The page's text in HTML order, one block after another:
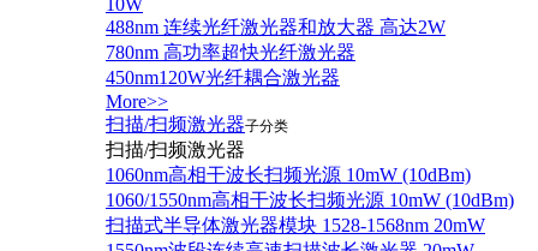
10W
488nm 连续光纤激光器和放大器 高达2W
780nm 高功率超快光纤激光器
450nm120W光纤耦合激光器
More>>
扫描/扫频激光器子分类
扫描/扫频激光器
1060nm高相干波长扫频光源 10mW (10dBm)
1060/1550nm高相干波长扫频光源 10mW (10dBm)
扫描式半导体激光器模块 1528-1568nm 20mW